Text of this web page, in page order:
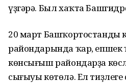
үҙгәрә. Был хаҡта
20 март Башҡортостандың
райондарында ҡар, епшек
көнсығыш райондарҙа
сығыуы көтөлә. Ел